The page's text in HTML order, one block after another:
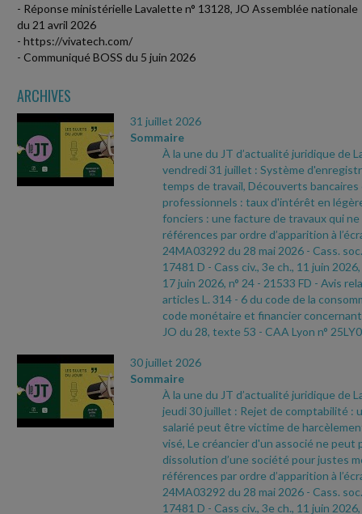
- Réponse ministérielle Lavalette n° 13128, JO Assemblée nationale
du 21 avril 2026
- https://vivatech.com/
- Communiqué BOSS du 5 juin 2026
ARCHIVES
31 juillet 2026
Sommaire
À la une du JT d’actualité juridique de
vendredi 31 juillet : Système
temps de travail, Découverts
professionnels : taux d'intérêt en
fonciers : une facture de travaux qui
références par ordre d’apparition à
24MA03292 du 28 mai 2026 - Cass.
17481 D - Cass civ., 3e ch., 11 juin 2026,
17 juin 2026, n° 24 - 21533 FD - Avis
articles L. 314 - 6 du code de la
code monétaire et financier
JO du 28, texte 53 - CAA Lyon n°
30 juillet 2026
Sommaire
À la une du JT d’actualité juridique de
jeudi 30 juillet : Rejet de comptabilité :
salarié peut être victime de
visé, Le créancier d'un associé ne peut
dissolution d’une société pour justes
références par ordre d’apparition à
24MA03292 du 28 mai 2026 - Cass.
17481 D - Cass civ., 3e ch., 11 juin 2026,